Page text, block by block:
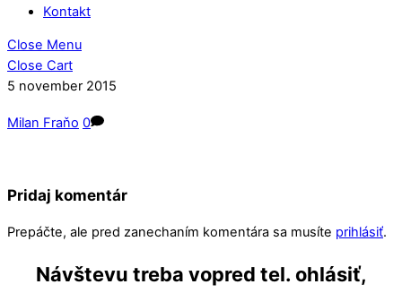
Kontakt
Close Menu
Close Cart
5 november 2015
Milan Fraňo 0
Pridaj komentár
Prepáčte, ale pred zanechaním komentára sa musíte prihlásiť.
Návštevu treba vopred tel. ohlásiť,